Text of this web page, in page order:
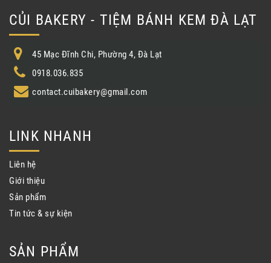
CỦI BAKERY - TIỆM BÁNH KEM ĐÀ LẠT
45 Mạc Đĩnh Chi, Phường 4, Đà Lạt
0918.036.835
contact.cuibakery@gmail.com
LINK NHANH
Liên hệ
Giới thiệu
Sản phẩm
Tin tức & sự kiện
SẢN PHẨM